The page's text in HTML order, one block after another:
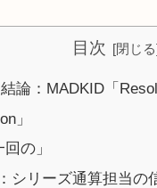
目次
論：MADKID「
」
の」
シリーズ通算担当の